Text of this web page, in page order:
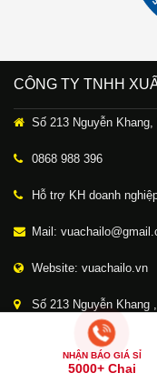
CÔNG TY TNHH
Số 213 Nguyễn
0868 988 396
Hỗ trợ KH doanh
Mail:
Website: vuachailo.vn
Số 213 Nguyễn Khang
280 Thượng Cát, Bắc
Giấy chứng nhận
NHẬN BÁO GIÁ SỈ
5000+ Chai